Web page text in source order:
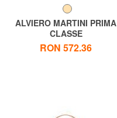
ALVIERO MARTINI PRIMA
CLASSE
GEO CLASSIC Geantă de
umăr mică
RON 572.36